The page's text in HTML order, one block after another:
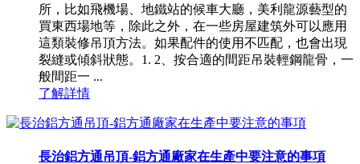
所，比如飛機場、地鐵站的候車大廳，美利龍源藝型的
買東西場地等，除此之外，在一些房屋建筑外可以應用
這類裝修吊頂方法。如果配件的使用不匹配，也會出現
裂縫或傾斜狀態。1. 2、按合適的間距吊裝輕鋼龍骨，一
般間距一 ...
了解詳情
長治鋁方通吊頂-鋁方通廠家在生產中要注意的事項